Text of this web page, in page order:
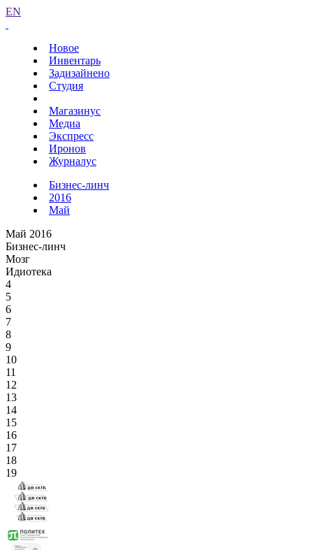
EN
Новое
Инвентарь
Задизайнено
Студия
Магазинус
Медиа
Экспресс
Иронов
Журналус
Бизнес-линч
2016
Май
Май 2016
Бизнес-линч
Мозг
Идиотека
4
5
6
7
8
9
10
11
12
13
14
15
16
17
18
19